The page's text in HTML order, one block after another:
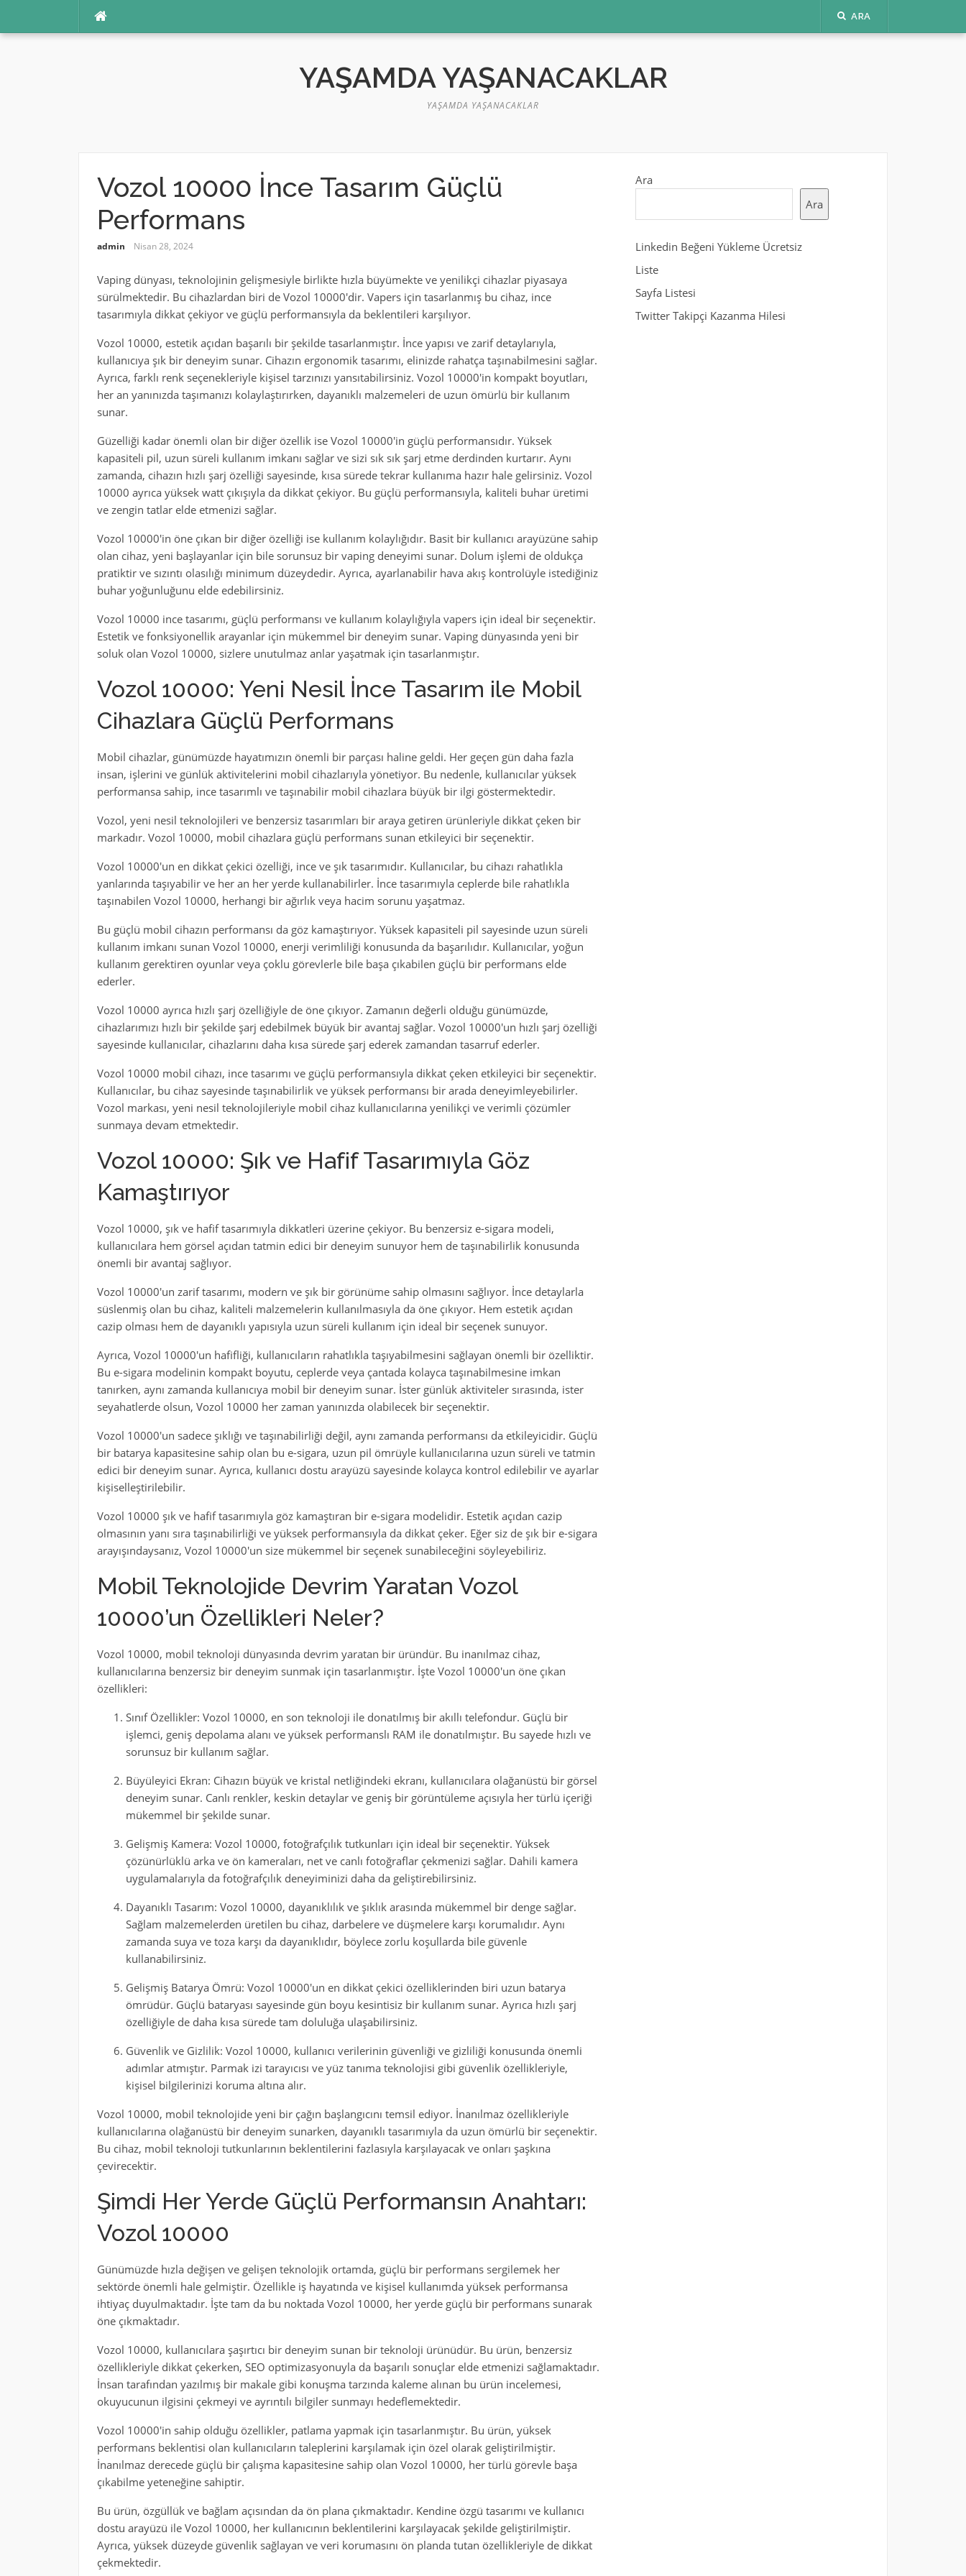
ARA
YAŞAMDA YAŞANACAKLAR
YAŞAMDA YAŞANACAKLAR
Vozol 10000 İnce Tasarım Güçlü
Performans
admin Nisan 28, 2024
Vaping dünyası, teknolojinin gelişmesiyle birlikte hızla büyümekte ve yenilikçi cihazlar piyasaya
sürülmektedir. Bu cihazlardan biri de Vozol 10000'dir. Vapers için tasarlanmış bu cihaz, ince
tasarımıyla dikkat çekiyor ve güçlü performansıyla da beklentileri karşılıyor.
Vozol 10000, estetik açıdan başarılı bir şekilde tasarlanmıştır. İnce yapısı ve zarif detaylarıyla,
kullanıcıya şık bir deneyim sunar. Cihazın ergonomik tasarımı, elinizde rahatça taşınabilmesini sağlar.
Ayrıca, farklı renk seçenekleriyle kişisel tarzınızı yansıtabilirsiniz. Vozol 10000'in kompakt boyutları,
her an yanınızda taşımanızı kolaylaştırırken, dayanıklı malzemeleri de uzun ömürlü bir kullanım
sunar.
Güzelliği kadar önemli olan bir diğer özellik ise Vozol 10000'in güçlü performansıdır. Yüksek
kapasiteli pil, uzun süreli kullanım imkanı sağlar ve sizi sık sık şarj etme derdinden kurtarır. Aynı
zamanda, cihazın hızlı şarj özelliği sayesinde, kısa sürede tekrar kullanıma hazır hale gelirsiniz. Vozol
10000 ayrıca yüksek watt çıkışıyla da dikkat çekiyor. Bu güçlü performansıyla, kaliteli buhar üretimi
ve zengin tatlar elde etmenizi sağlar.
Vozol 10000'in öne çıkan bir diğer özelliği ise kullanım kolaylığıdır. Basit bir kullanıcı arayüzüne sahip
olan cihaz, yeni başlayanlar için bile sorunsuz bir vaping deneyimi sunar. Dolum işlemi de oldukça
pratiktir ve sızıntı olasılığı minimum düzeydedir. Ayrıca, ayarlanabilir hava akış kontrolüyle istediğiniz
buhar yoğunluğunu elde edebilirsiniz.
Vozol 10000 ince tasarımı, güçlü performansı ve kullanım kolaylığıyla vapers için ideal bir seçenektir.
Estetik ve fonksiyonellik arayanlar için mükemmel bir deneyim sunar. Vaping dünyasında yeni bir
soluk olan Vozol 10000, sizlere unutulmaz anlar yaşatmak için tasarlanmıştır.
Vozol 10000: Yeni Nesil İnce Tasarım ile Mobil
Cihazlara Güçlü Performans
Mobil cihazlar, günümüzde hayatımızın önemli bir parçası haline geldi. Her geçen gün daha fazla
insan, işlerini ve günlük aktivitelerini mobil cihazlarıyla yönetiyor. Bu nedenle, kullanıcılar yüksek
performansa sahip, ince tasarımlı ve taşınabilir mobil cihazlara büyük bir ilgi göstermektedir.
Vozol, yeni nesil teknolojileri ve benzersiz tasarımları bir araya getiren ürünleriyle dikkat çeken bir
markadır. Vozol 10000, mobil cihazlara güçlü performans sunan etkileyici bir seçenektir.
Vozol 10000'un en dikkat çekici özelliği, ince ve şık tasarımıdır. Kullanıcılar, bu cihazı rahatlıkla
yanlarında taşıyabilir ve her an her yerde kullanabilirler. İnce tasarımıyla ceplerde bile rahatlıkla
taşınabilen Vozol 10000, herhangi bir ağırlık veya hacim sorunu yaşatmaz.
Bu güçlü mobil cihazın performansı da göz kamaştırıyor. Yüksek kapasiteli pil sayesinde uzun süreli
kullanım imkanı sunan Vozol 10000, enerji verimliliği konusunda da başarılıdır. Kullanıcılar, yoğun
kullanım gerektiren oyunlar veya çoklu görevlerle bile başa çıkabilen güçlü bir performans elde
ederler.
Vozol 10000 ayrıca hızlı şarj özelliğiyle de öne çıkıyor. Zamanın değerli olduğu günümüzde,
cihazlarımızı hızlı bir şekilde şarj edebilmek büyük bir avantaj sağlar. Vozol 10000'un hızlı şarj özelliği
sayesinde kullanıcılar, cihazlarını daha kısa sürede şarj ederek zamandan tasarruf ederler.
Vozol 10000 mobil cihazı, ince tasarımı ve güçlü performansıyla dikkat çeken etkileyici bir seçenektir.
Kullanıcılar, bu cihaz sayesinde taşınabilirlik ve yüksek performansı bir arada deneyimleyebilirler.
Vozol markası, yeni nesil teknolojileriyle mobil cihaz kullanıcılarına yenilikçi ve verimli çözümler
sunmaya devam etmektedir.
Vozol 10000: Şık ve Hafif Tasarımıyla Göz
Kamaştırıyor
Vozol 10000, şık ve hafif tasarımıyla dikkatleri üzerine çekiyor. Bu benzersiz e-sigara modeli,
kullanıcılara hem görsel açıdan tatmin edici bir deneyim sunuyor hem de taşınabilirlik konusunda
önemli bir avantaj sağlıyor.
Vozol 10000'un zarif tasarımı, modern ve şık bir görünüme sahip olmasını sağlıyor. İnce detaylarla
süslenmiş olan bu cihaz, kaliteli malzemelerin kullanılmasıyla da öne çıkıyor. Hem estetik açıdan
cazip olması hem de dayanıklı yapısıyla uzun süreli kullanım için ideal bir seçenek sunuyor.
Ayrıca, Vozol 10000'un hafifliği, kullanıcıların rahatlıkla taşıyabilmesini sağlayan önemli bir özelliktir.
Bu e-sigara modelinin kompakt boyutu, ceplerde veya çantada kolayca taşınabilmesine imkan
tanırken, aynı zamanda kullanıcıya mobil bir deneyim sunar. İster günlük aktiviteler sırasında, ister
seyahatlerde olsun, Vozol 10000 her zaman yanınızda olabilecek bir seçenektir.
Vozol 10000'un sadece şıklığı ve taşınabilirliği değil, aynı zamanda performansı da etkileyicidir. Güçlü
bir batarya kapasitesine sahip olan bu e-sigara, uzun pil ömrüyle kullanıcılarına uzun süreli ve tatmin
edici bir deneyim sunar. Ayrıca, kullanıcı dostu arayüzü sayesinde kolayca kontrol edilebilir ve ayarlar
kişiselleştirilebilir.
Vozol 10000 şık ve hafif tasarımıyla göz kamaştıran bir e-sigara modelidir. Estetik açıdan cazip
olmasının yanı sıra taşınabilirliği ve yüksek performansıyla da dikkat çeker. Eğer siz de şık bir e-sigara
arayışındaysanız, Vozol 10000'un size mükemmel bir seçenek sunabileceğini söyleyebiliriz.
Mobil Teknolojide Devrim Yaratan Vozol
10000’un Özellikleri Neler?
Vozol 10000, mobil teknoloji dünyasında devrim yaratan bir üründür. Bu inanılmaz cihaz,
kullanıcılarına benzersiz bir deneyim sunmak için tasarlanmıştır. İşte Vozol 10000'un öne çıkan
özellikleri:
Sınıf Özellikler: Vozol 10000, en son teknoloji ile donatılmış bir akıllı telefondur. Güçlü bir
işlemci, geniş depolama alanı ve yüksek performanslı RAM ile donatılmıştır. Bu sayede hızlı ve
sorunsuz bir kullanım sağlar.
Büyüleyici Ekran: Cihazın büyük ve kristal netliğindeki ekranı, kullanıcılara olağanüstü bir görsel
deneyim sunar. Canlı renkler, keskin detaylar ve geniş bir görüntüleme açısıyla her türlü içeriği
mükemmel bir şekilde sunar.
Gelişmiş Kamera: Vozol 10000, fotoğrafçılık tutkunları için ideal bir seçenektir. Yüksek
çözünürlüklü arka ve ön kameraları, net ve canlı fotoğraflar çekmenizi sağlar. Dahili kamera
uygulamalarıyla da fotoğrafçılık deneyiminizi daha da geliştirebilirsiniz.
Dayanıklı Tasarım: Vozol 10000, dayanıklılık ve şıklık arasında mükemmel bir denge sağlar.
Sağlam malzemelerden üretilen bu cihaz, darbelere ve düşmelere karşı korumalıdır. Aynı
zamanda suya ve toza karşı da dayanıklıdır, böylece zorlu koşullarda bile güvenle
kullanabilirsiniz.
Gelişmiş Batarya Ömrü: Vozol 10000'un en dikkat çekici özelliklerinden biri uzun batarya
ömrüdür. Güçlü bataryası sayesinde gün boyu kesintisiz bir kullanım sunar. Ayrıca hızlı şarj
özelliğiyle de daha kısa sürede tam doluluğa ulaşabilirsiniz.
Güvenlik ve Gizlilik: Vozol 10000, kullanıcı verilerinin güvenliği ve gizliliği konusunda önemli
adımlar atmıştır. Parmak izi tarayıcısı ve yüz tanıma teknolojisi gibi güvenlik özellikleriyle,
kişisel bilgilerinizi koruma altına alır.
Vozol 10000, mobil teknolojide yeni bir çağın başlangıcını temsil ediyor. İnanılmaz özellikleriyle
kullanıcılarına olağanüstü bir deneyim sunarken, dayanıklı tasarımıyla da uzun ömürlü bir seçenektir.
Bu cihaz, mobil teknoloji tutkunlarının beklentilerini fazlasıyla karşılayacak ve onları şaşkına
çevirecektir.
Şimdi Her Yerde Güçlü Performansın Anahtarı:
Vozol 10000
Günümüzde hızla değişen ve gelişen teknolojik ortamda, güçlü bir performans sergilemek her
sektörde önemli hale gelmiştir. Özellikle iş hayatında ve kişisel kullanımda yüksek performansa
ihtiyaç duyulmaktadır. İşte tam da bu noktada Vozol 10000, her yerde güçlü bir performans sunarak
öne çıkmaktadır.
Vozol 10000, kullanıcılara şaşırtıcı bir deneyim sunan bir teknoloji ürünüdür. Bu ürün, benzersiz
özellikleriyle dikkat çekerken, SEO optimizasyonuyla da başarılı sonuçlar elde etmenizi sağlamaktadır.
İnsan tarafından yazılmış bir makale gibi konuşma tarzında kaleme alınan bu ürün incelemesi,
okuyucunun ilgisini çekmeyi ve ayrıntılı bilgiler sunmayı hedeflemektedir.
Vozol 10000'in sahip olduğu özellikler, patlama yapmak için tasarlanmıştır. Bu ürün, yüksek
performans beklentisi olan kullanıcıların taleplerini karşılamak için özel olarak geliştirilmiştir.
İnanılmaz derecede güçlü bir çalışma kapasitesine sahip olan Vozol 10000, her türlü görevle başa
çıkabilme yeteneğine sahiptir.
Bu ürün, özgüllük ve bağlam açısından da ön plana çıkmaktadır. Kendine özgü tasarımı ve kullanıcı
dostu arayüzü ile Vozol 10000, her kullanıcının beklentilerini karşılayacak şekilde geliştirilmiştir.
Ayrıca, yüksek düzeyde güvenlik sağlayan ve veri korumasını ön planda tutan özellikleriyle de dikkat
çekmektedir.
Ara
Ara
Linkedin Beğeni Yükleme Ücretsiz
Liste
Sayfa Listesi
Twitter Takipçi Kazanma Hilesi